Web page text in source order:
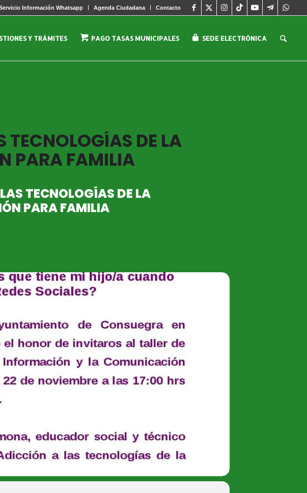
Información Whatsapp Agenda Ciudadana Contacto
Y TRÁMITES PAGO TASAS MUNICIPALES SEDE ELECTRÓNICA
TECNOLOGÍAS DE LA
PARA FAMILIA
TECNOLOGÍAS DE LA
PARA FAMILIA